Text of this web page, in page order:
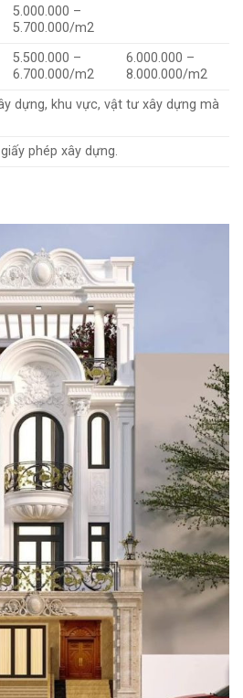
5.000.000 –
5.700.000/m2
5.500.000 –
6.700.000/m2
6.000.000 –
8.000.000/m2
dựng, khu vực, vật tư xây dựng mà
phép xây dựng.